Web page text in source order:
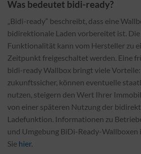
Was bedeutet bidi-ready?
„Bidi-ready“ beschreibt, dass eine
bidirektionale Laden vorbereitet ist.
Funktionalität kann vom Hersteller zu
Zeitpunkt freigeschaltet werden. Eine
bidi-ready Wallbox bringt viele Vorteile:
zukunftssicher, können eventuelle
nutzen, steigern den Wert Ihrer
von einer späteren Nutzung der
Ladefunktion. Informationen zu
und Umgebung BiDi-Ready-Wallboxen
Sie hier.